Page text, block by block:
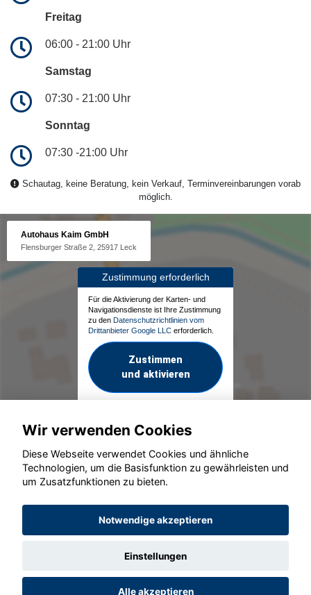
Freitag
06:00 - 21:00 Uhr
Samstag
07:30 - 21:00 Uhr
Sonntag
07:30 -21:00 Uhr
Schautag, keine Beratung, kein Verkauf, Terminvereinbarungen vorab
möglich.
Autohaus Kaim GmbH
Flensburger Straße 2, 25917 Leck
Zustimmung erforderlich
Für die Aktivierung der Karten- und
Navigationsdienste ist Ihre Zustimmung
zu den Datenschutzrichtlinien vom
Drittanbieter Google LLC erforderlich.
Zustimmen
und aktivieren
© konjunkturmotor.de GmbH 2020 - 2026
Wir verwenden Cookies
Diese Webseite verwendet Cookies und ähnliche
Technologien, um die Basisfunktion zu gewährleisten und
um Zusatzfunktionen zu bieten.
Notwendige akzeptieren
Einstellungen
Alle akzeptieren